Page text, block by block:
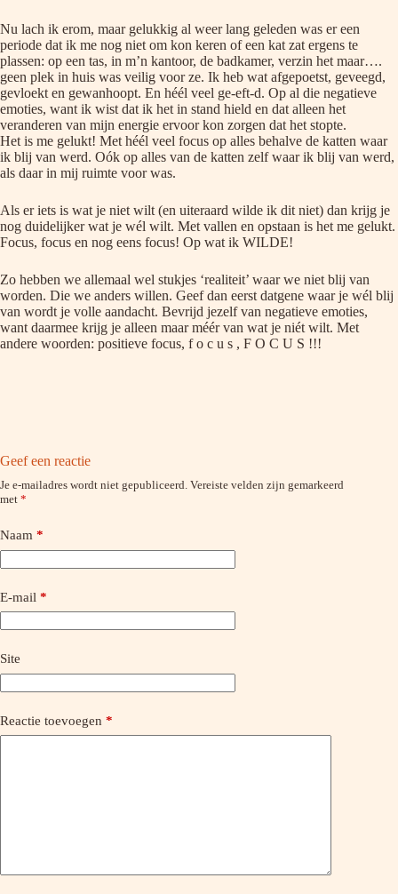
Nu lach ik erom, maar gelukkig al weer lang geleden was er een
periode dat ik me nog niet om kon keren of een kat zat ergens te
plassen: op een tas, in m’n kantoor, de badkamer, verzin het maar….
geen plek in huis was veilig voor ze. Ik heb wat afgepoetst, geveegd,
gevloekt en gewanhoopt. En héél veel ge-eft-d. Op al die negatieve
emoties, want ik wist dat ik het in stand hield en dat alleen het
veranderen van mijn energie ervoor kon zorgen dat het stopte.
Het is me gelukt! Met héél veel focus op alles behalve de katten waar
ik blij van werd. Oók op alles van de katten zelf waar ik blij van werd,
als daar in mij ruimte voor was.
Als er iets is wat je niet wilt (en uiteraard wilde ik dit niet) dan krijg je
nog duidelijker wat je wél wilt. Met vallen en opstaan is het me gelukt.
Focus, focus en nog eens focus! Op wat ik WILDE!
Zo hebben we allemaal wel stukjes ‘realiteit’ waar we niet blij van
worden. Die we anders willen. Geef dan eerst datgene waar je wél blij
van wordt je volle aandacht. Bevrijd jezelf van negatieve emoties,
want daarmee krijg je alleen maar méér van wat je niét wilt. Met
andere woorden: positieve focus, f o c u s , F O C U S !!!
Geef een reactie
Je e-mailadres wordt niet gepubliceerd. Vereiste velden zijn gemarkeerd
met *
Naam *
E-mail *
Site
Reactie toevoegen *